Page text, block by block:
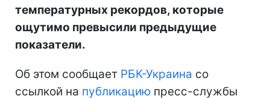
температурных рекордов, которые
ощутимо превысили предыдущие
показатели.
Об этом сообщает РБК-Украина со
ссылкой на публикацию пресс-службы